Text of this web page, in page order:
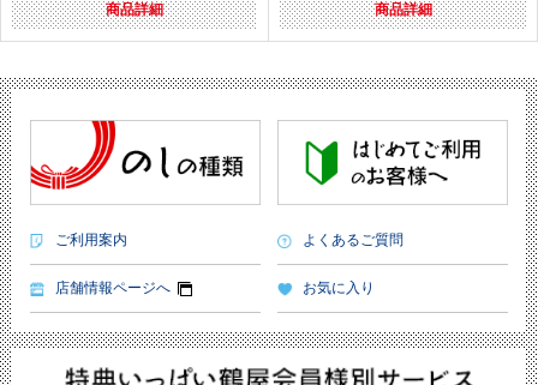
商品詳細 商品詳細
ご利用案内 よくあるご質問
店舗情報ページへ お気に入り